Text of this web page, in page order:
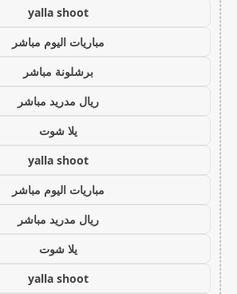
yalla shoot
مباريات اليوم مباشر
برشلونة مباشر
ريال مدريد مباشر
يلا شوت
yalla shoot
مباريات اليوم مباشر
ريال مدريد مباشر
يلا شوت
yalla shoot